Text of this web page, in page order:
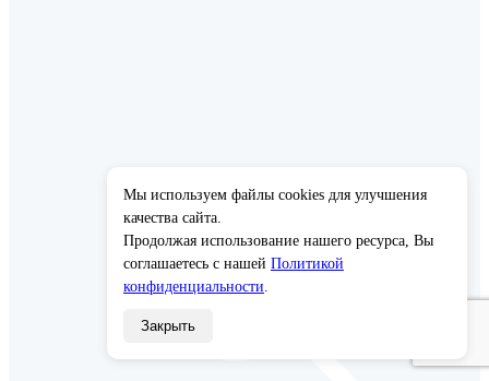
Мы используем файлы cookies для улучшения
качества сайта.
Продолжая использование нашего ресурса, Вы
соглашаетесь с нашей Политикой
конфиденциальности.
Закрыть